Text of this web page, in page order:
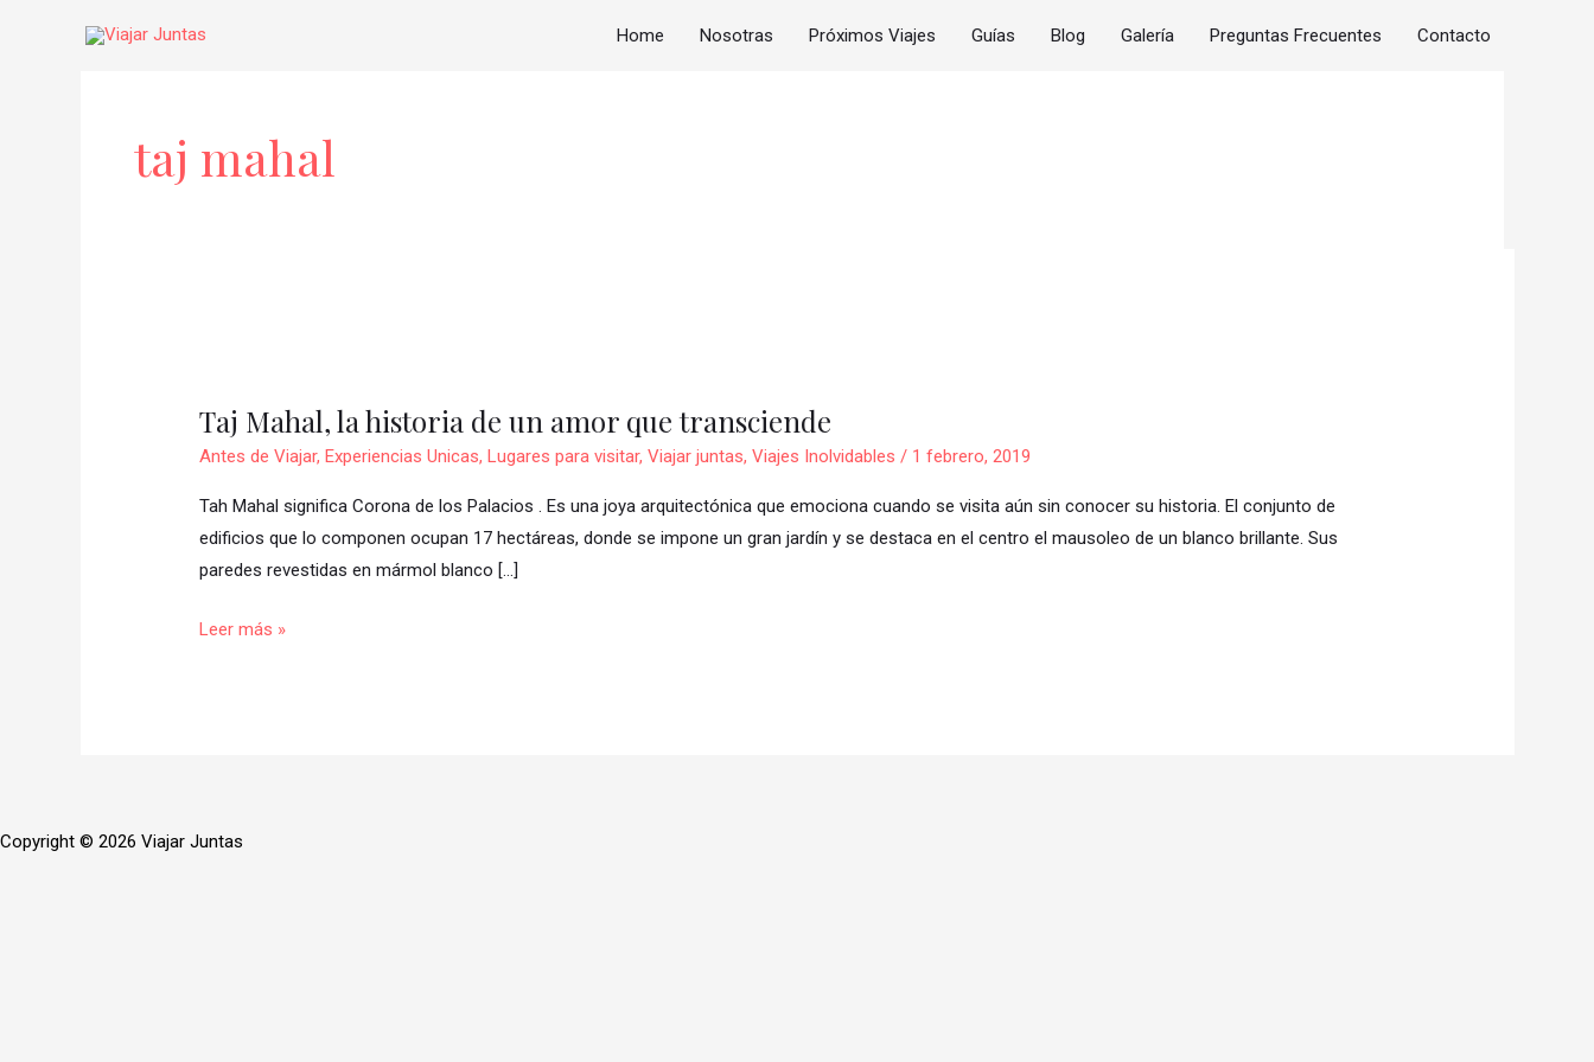
Home Nosotras Próximos Viajes Guías Blog Galería Preguntas Frecuentes Contacto
taj mahal
Taj Mahal, la historia de un amor que transciende
Antes de Viajar, Experiencias Unicas, Lugares para visitar, Viajar juntas, Viajes Inolvidables / 1 febrero, 2019
Tah Mahal significa Corona de los Palacios . Es una joya arquitectónica que emociona cuando se visita aún sin conocer su historia. El conjunto de
edificios que lo componen ocupan 17 hectáreas, donde se impone un gran jardín y se destaca en el centro el mausoleo de un blanco brillante. Sus
paredes revestidas en mármol blanco […]
la
historia
un
amor
que
Leer más »
Copyright © 2026 Viajar Juntas